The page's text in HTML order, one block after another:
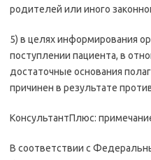
родителей или иного
5) в целях информирования
поступлении пациента, в
достаточные основания
причинен в результате
КонсультантПлюс:
В соответствии с